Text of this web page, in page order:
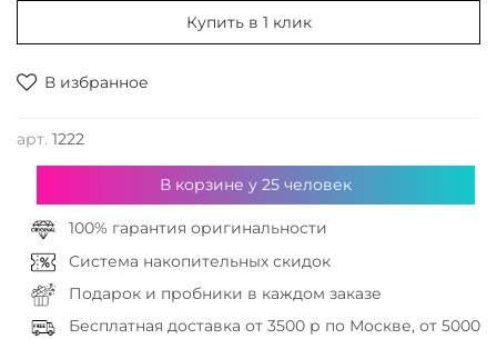
В избранное
арт. 1222
Купить в 1 клик
В корзине у 25человек
100% гарантия оригинальности
Система накопительных скидок
Подарок и пробники в каждом заказе
Бесплатная доставка от 3500 р по Москве, от 5000